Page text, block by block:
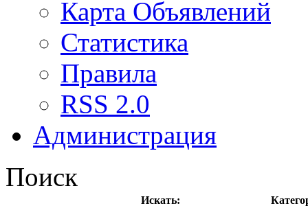
Карта Объявлений
Статистика
Правила
RSS 2.0
Администрация
Поиск
Искать: